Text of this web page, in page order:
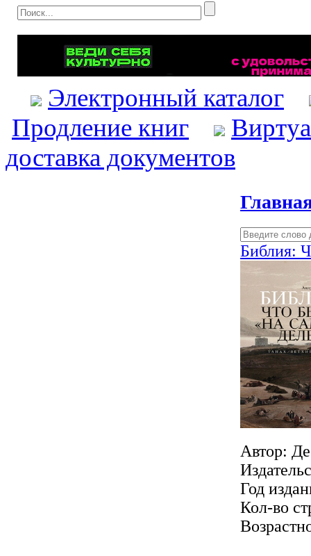
Электронный каталог
Продление книг
доставка документов
Библия:
Автор:
Год
Кол-во